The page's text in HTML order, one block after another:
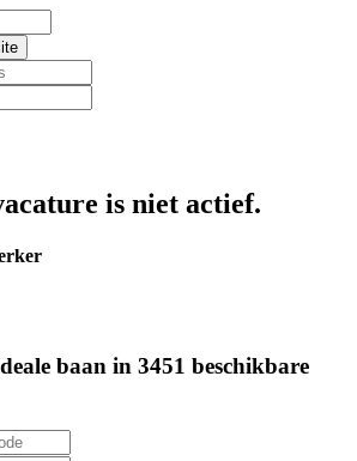
is niet actief.
baan in 3451 beschikbare